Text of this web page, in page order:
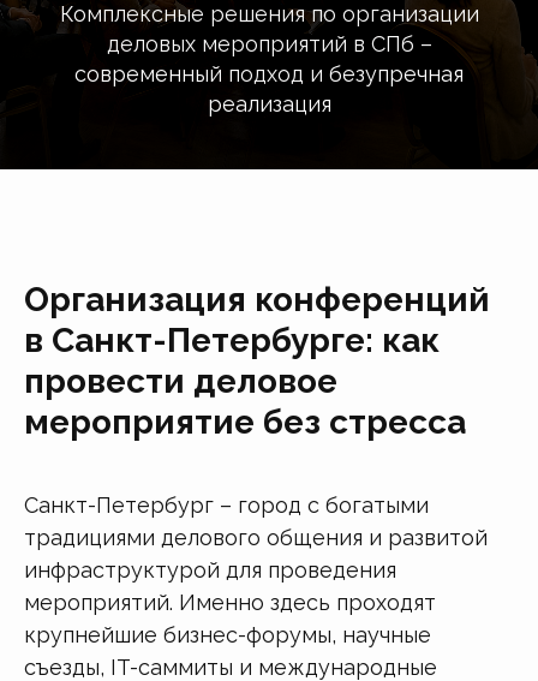
Комплексные решения по организации
деловых мероприятий в СПб –
современный подход и безупречная
реализация
Организация конференций
в Санкт-Петербурге: как
провести деловое
мероприятие без стресса
Санкт-Петербург – город с богатыми
традициями делового общения и развитой
инфраструктурой для проведения
мероприятий. Именно здесь проходят
крупнейшие бизнес-форумы, научные
съезды, IT-саммиты и международные